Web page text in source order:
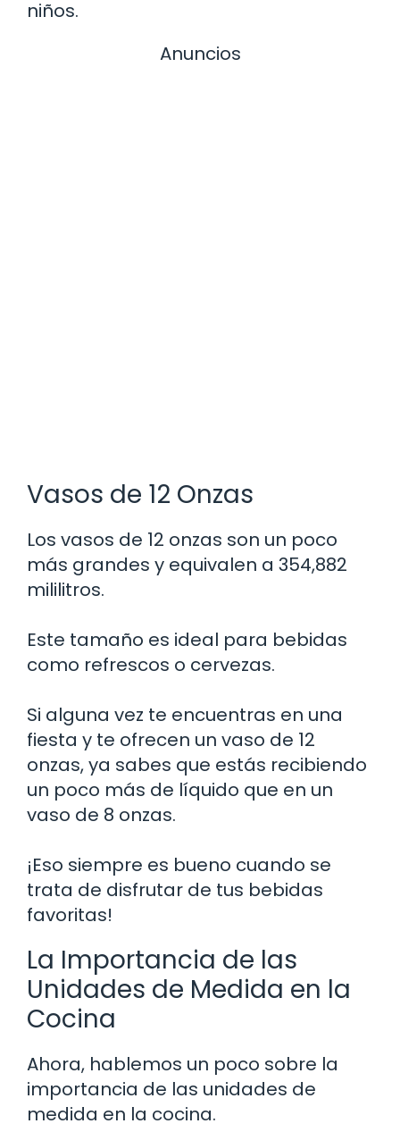
niños.
Anuncios
Vasos de 12 Onzas
Los vasos de 12 onzas son un poco
más grandes y equivalen a 354,882
mililitros.
Este tamaño es ideal para bebidas
como refrescos o cervezas.
Si alguna vez te encuentras en una
fiesta y te ofrecen un vaso de 12
onzas, ya sabes que estás recibiendo
un poco más de líquido que en un
vaso de 8 onzas.
¡Eso siempre es bueno cuando se
trata de disfrutar de tus bebidas
favoritas!
La Importancia de las
Unidades de Medida en la
Cocina
Ahora, hablemos un poco sobre la
importancia de las unidades de
medida en la cocina.